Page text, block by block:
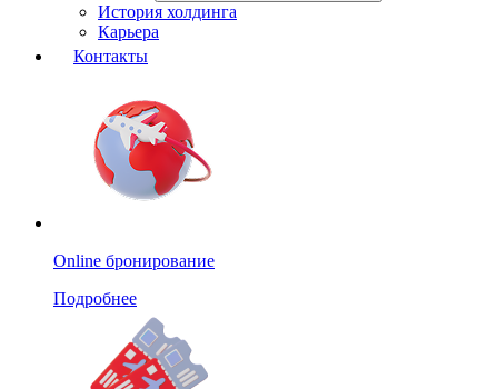
История холдинга
Карьера
Контакты
Online бронирование
Подробнее